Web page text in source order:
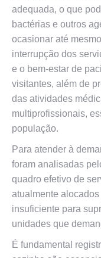
adequada, o que
bactérias e outros
ocasionar até
interrupção dos
e o bem-estar de
visitantes, além de
das atividades
multiprofissionais,
população.
Para atender à
foram analisadas
quadro efetivo de
atualmente
insuficiente para
unidades que
É fundamental